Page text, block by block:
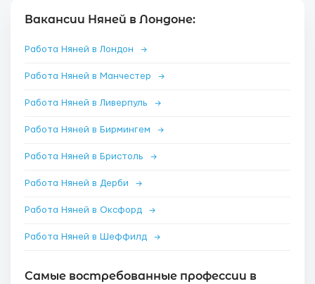
Вакансии Няней в Лондоне:
Работа Няней в Лондон →
Работа Няней в Манчестер →
Работа Няней в Ливерпуль →
Работа Няней в Бирмингем →
Работа Няней в Бристоль →
Работа Няней в Дерби →
Работа Няней в Оксфорд →
Работа Няней в Шеффилд →
Самые востребованные профессии в